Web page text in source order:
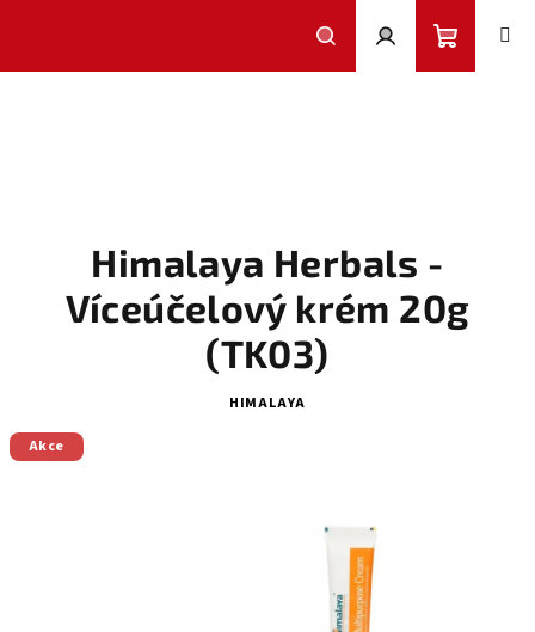
Hledat PřihlášeníNákupní
Himalaya Herbals -
Víceúčelový krém 20g
(TK03)
HIMALAYA
Akce